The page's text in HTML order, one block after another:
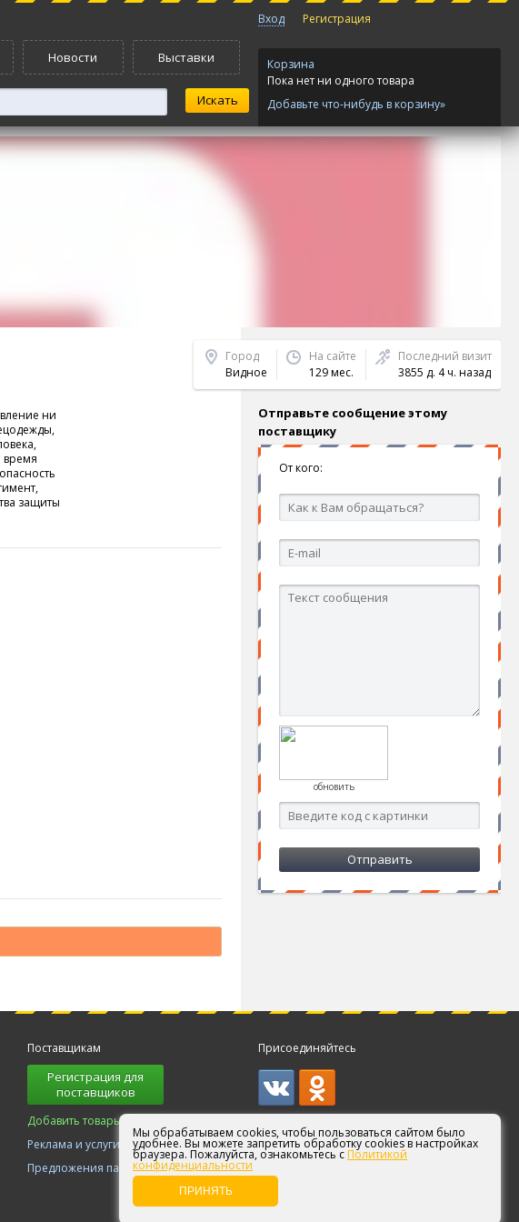
Новости Выставки
Вход Регистрация
Корзина
Пока нет ни одного товара
Добавьте что-нибудь в корзину»
ни
время
защиты
Город
Видное
На сайте
129 мес.
Последний визит
3855 д. 4 ч. назад
Отправьте сообщение этому
поставщику
От кого:
обновить
Поставщикам
Регистрация для
поставщиков
Добавить товары!
Реклама и услуги
Предложения партнерам
Присоединяйтесь
Мы обрабатываем cookies, чтобы пользоваться сайтом было
удобнее. Вы можете запретить обработку cookies в настройках
браузера. Пожалуйста, ознакомьтесь с Политикой
конфиденциальности
ПРИНЯТЬ